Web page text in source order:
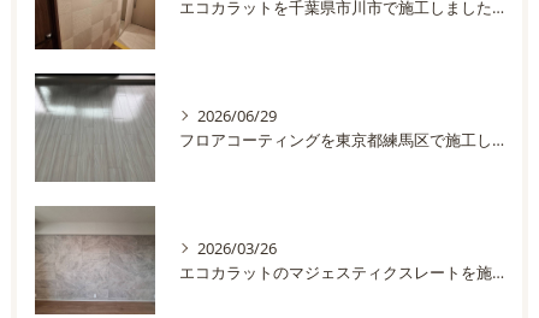
エコカラットを千葉県市川市で施工しました。
2026/06/29
フロアコーティングを東京都練馬区で施工しました
2026/03/26
エコカラットのマジェスティクスレートを施工しました